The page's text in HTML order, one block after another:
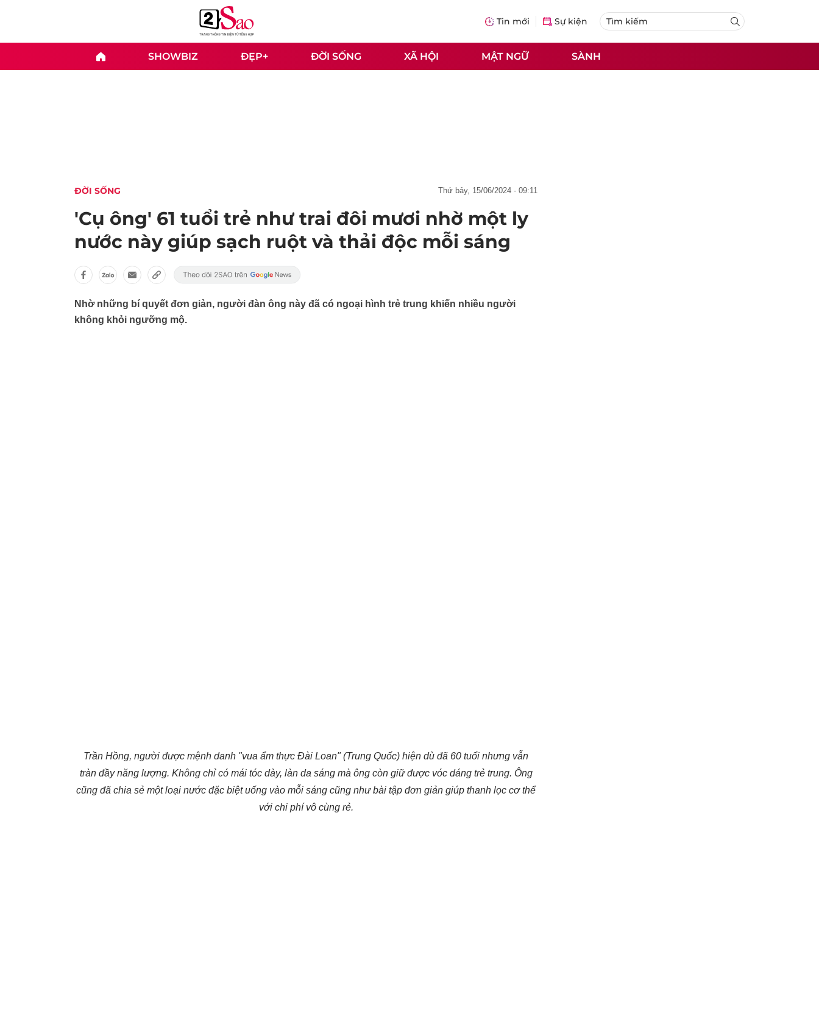
Tin mới Sự kiện
SHOWBIZ ĐẸP+ ĐỜI SỐNG XÃ HỘI MẬT NGỮ SÀNH
ĐỜI SỐNG thứ bảy, 15/06/2024 - 09:11
'Cụ ông' 61 tuổi trẻ như trai đôi mươi nhờ một ly
nước này giúp sạch ruột và thải độc mỗi sáng
Nhờ những bí quyết đơn giản, người đàn ông này đã có ngoại hình trẻ trung khiến nhiều người
không khỏi ngưỡng mộ.
Trần Hồng, người được mệnh danh "vua ẩm thực Đài Loan" (Trung Quốc) hiện dù đã 60 tuổi nhưng vẫn
tràn đầy năng lượng. Không chỉ có mái tóc dày, làn da sáng mà ông còn giữ được vóc dáng trẻ trung. Ông
cũng đã chia sẻ một loại nước đặc biệt uống vào mỗi sáng cũng như bài tập đơn giản giúp thanh lọc cơ thể
với chi phí vô cùng rẻ.